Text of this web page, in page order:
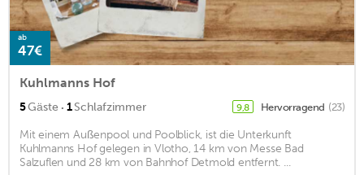
ab
47€
Kuhlmanns Hof
5Gäste · 1Schlafzimmer 9,8 Hervorragend (23)
Mit einem Außenpool und Poolblick, ist die Unterkunft
Kuhlmanns Hof gelegen in Vlotho, 14 km von Messe Bad
Salzuflen und 28 km von Bahnhof Detmold entfernt. ...